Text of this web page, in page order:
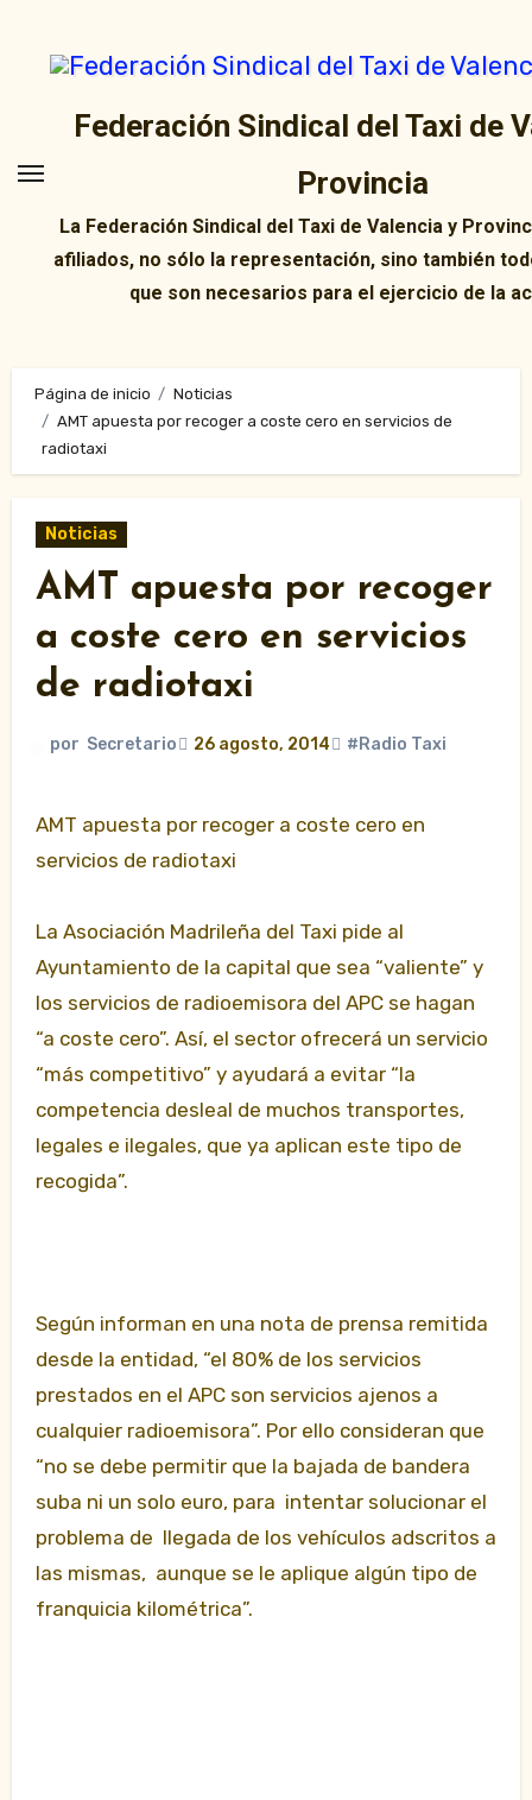
contenido
Federación Sindical del Taxi de
Provincia
La Federación Sindical del Taxi de Valencia y
afiliados, no sólo la representación, sino también
que son necesarios para el ejercicio de la
Página de inicio
Noticias
AMT apuesta por recoger a coste cero en servicios de
radiotaxi
Noticias
AMT apuesta por recoger
a coste cero en servicios
de radiotaxi
por Secretario 26 agosto, 2014 #Radio Taxi
AMT apuesta por recoger a coste cero en
servicios de radiotaxi
La Asociación Madrileña del Taxi pide al
Ayuntamiento de la capital que sea “valiente” y
los servicios de radioemisora del APC se hagan
“a coste cero”. Así, el sector ofrecerá un servicio
“más competitivo” y ayudará a evitar “la
competencia desleal de muchos transportes,
legales e ilegales, que ya aplican este tipo de
recogida”.
Según informan en una nota de prensa remitida
desde la entidad, “el 80% de los servicios
prestados en el APC son servicios ajenos a
cualquier radioemisora”. Por ello consideran que
“no se debe permitir que la bajada de bandera
suba ni un solo euro, para intentar solucionar el
problema de llegada de los vehículos adscritos a
las mismas, aunque se le aplique algún tipo de
franquicia kilométrica”.